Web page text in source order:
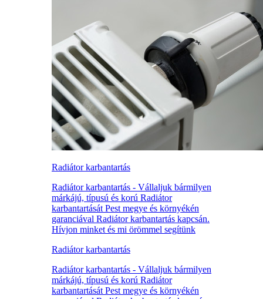
Radiátor karbantartás
Radiátor karbantartás - Vállaljuk bármilyen
márkájú, típusú és korú Radiátor
karbantartását Pest megye és környékén
garanciával Radiátor karbantartás kapcsán.
Hívjon minket és mi örömmel segítünk
Radiátor karbantartás
Radiátor karbantartás - Vállaljuk bármilyen
márkájú, típusú és korú Radiátor
karbantartását Pest megye és környékén